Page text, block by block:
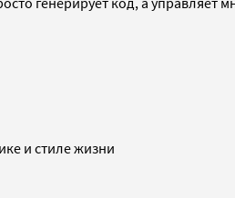
и стиле жизни